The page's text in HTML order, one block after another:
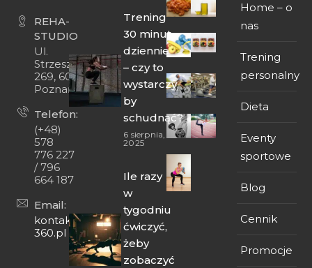
REHA-
STUDIO
Ul.
Strzeszyńska
269, 60-474
Poznań
Telefon:
(+48)
578
776 227
/ 796
664 187
Email:
kontakt@fit-
360.pl
Trening
30 minut
dziennie
– czy to
wystarczy,
by
schudnąć?
6 sierpnia,
2025
Ile razy
w
tygodniu
ćwiczyć,
żeby
zobaczyć
Home – o
nas
Trening
personalny
Dieta
Eventy
sportowe
Blog
Cennik
Promocje